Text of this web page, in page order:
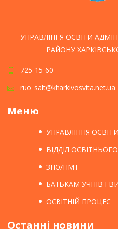
УПРАВЛІННЯ ОСВІТИ
РАЙОНУ
725-15-60
ruo_salt@kharkivosvita.net.ua
Меню
УПРАВЛІННЯ ОСВІТИ
ВІДДІЛ
ЗНО/НМТ
БАТЬКАМ УЧНІВ І
ОСВІТНІЙ ПРОЦЕС
Останні новини